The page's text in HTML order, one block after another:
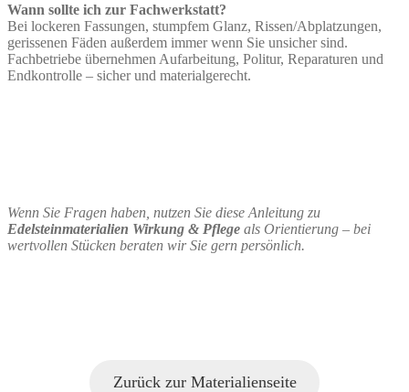
Wann sollte ich zur Fachwerkstatt?
Bei lockeren Fassungen, stumpfem Glanz, Rissen/Abplatzungen,
gerissenen Fäden außerdem immer wenn Sie unsicher sind.
Fachbetriebe übernehmen Aufarbeitung, Politur, Reparaturen und
Endkontrolle – sicher und materialgerecht.
Wenn Sie Fragen haben, nutzen Sie diese Anleitung zu
Edelsteinmaterialien Wirkung & Pflege als Orientierung – bei
wertvollen Stücken beraten wir Sie gern persönlich.
Zurück zur Materialienseite